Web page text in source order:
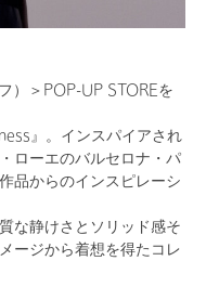
）＞POP-UP STOREを
』。インスパイアされ
ローエのバルセロナ・パ
品からのインスピレーシ
な静けさとソリッド感そ
ージから着想を得たコレ